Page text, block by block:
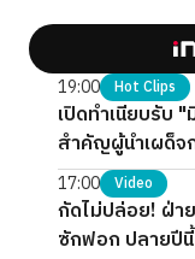
19:00 Hot Clips
เปิดทำเนียบรับ
สำคัญผู้นำเผด็จ
17:00 Video
กัดไม่ปล่อย! ฝ่า
ซักฟอก ปลายปี